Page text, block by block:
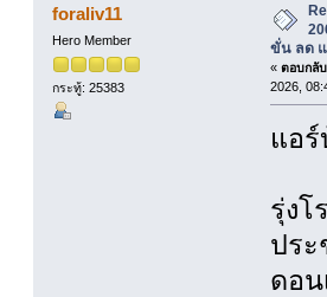
foraliv11
Hero Member
กระทู้: 25383
ขั่น ลด
« ตอบกลั
2026,
แอ
รุ่งโ
ประ
ดอน